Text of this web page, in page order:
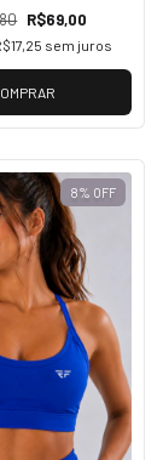
R$69,00
sem juros
8% OFF